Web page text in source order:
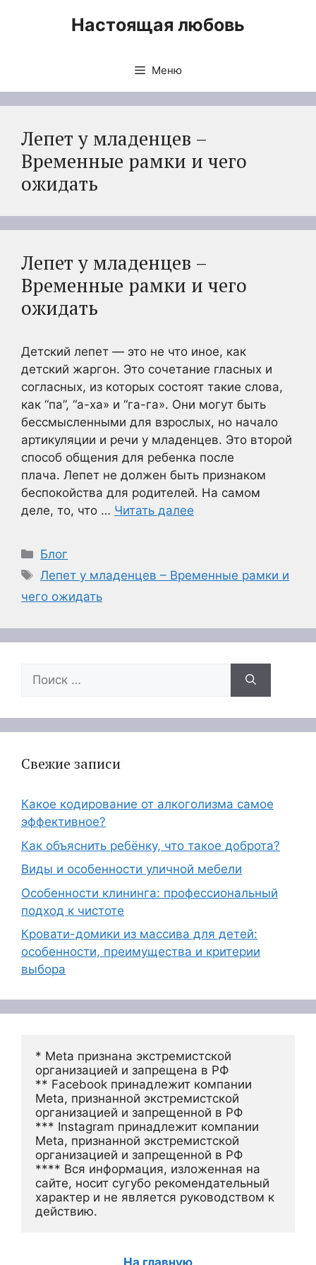
Настоящая любовь
Меню
Лепет у младенцев –
Временные рамки и чего
ожидать
Лепет у младенцев –
Временные рамки и чего
ожидать
Детский лепет — это не что иное, как
детский жаргон. Это сочетание гласных и
согласных, из которых состоят такие слова,
как “па”, “а-ха» и “га-га». Они могут быть
бессмысленными для взрослых, но начало
артикуляции и речи у младенцев. Это второй
способ общения для ребенка после
плача. Лепет не должен быть признаком
беспокойства для родителей. На самом
деле, то, что … Читать далее
Рубрики
Блог
Метки
Лепет у младенцев – Временные рамки и
чего ожидать
Поиск:
Свежие записи
Какое кодирование от алкоголизма самое
эффективное?
Как объяснить ребёнку, что такое доброта?
Виды и особенности уличной мебели
Особенности клининга: профессиональный
подход к чистоте
Кровати-домики из массива для детей:
особенности, преимущества и критерии
выбора
* Meta признана экстремистской
организацией и запрещена в РФ
** Facebook принадлежит компании
Meta, признанной экстремистской
организацией и запрещенной в РФ
*** Instagram принадлежит компании
Meta, признанной экстремистской
организацией и запрещенной в РФ
**** Вся информация, изложенная на
сайте, носит сугубо рекомендательный
характер и не является руководством к
действию.
На главную